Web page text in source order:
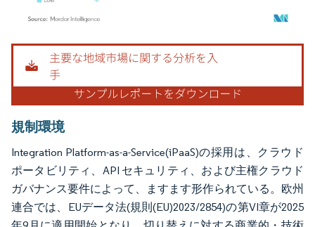
画像 © Mordor Intelligence。再利用にはCC BY 4.0の表示が必要です。
規制環境
Integration Platform-as-a-Service(iPaaS)の採用は、クラウド
ポータビリティ、API セキュリティ、および主権クラウド
ガバナンス要件によって、ますます形作られている。欧州
連合では、EUデータ法(規則(EU)2023/2854)の第VI章が2025